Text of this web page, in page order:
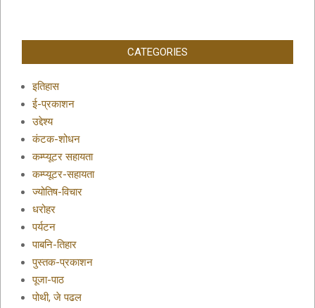
CATEGORIES
इतिहास
ई-प्रकाशन
उद्देश्य
कंटक-शोधन
कम्प्यूटर सहायता
कम्प्यूटर-सहायता
ज्योतिष-विचार
धरोहर
पर्यटन
पाबनि-तिहार
पुस्तक-प्रकाशन
पूजा-पाठ
पोथी, जे पढल